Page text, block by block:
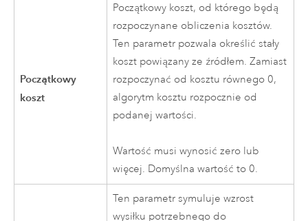
Początkowy
koszt
Początkowy koszt, od którego będą
rozpoczynane obliczenia kosztów.
Ten parametr pozwala określić stały
koszt powiązany ze źródłem. Zamiast
rozpoczynać od kosztu równego 0,
algorytm kosztu rozpocznie od
podanej wartości.
Wartość musi wynosić zero lub
więcej. Domyślna wartość to 0.
Ten parametr symuluje wzrost
wysiłku potrzebnego do